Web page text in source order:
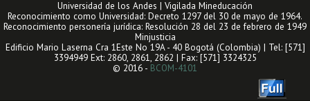
Universidad de los Andes | Vigilada Mineducación
Reconocimiento como Universidad: Decreto 1297 del 30 de mayo de 1964.
Reconocimiento personería jurídica: Resolución 28 del 23 de febrero de 1949
Minjusticia
Edificio Mario Laserna Cra 1Este No 19A - 40 Bogotá (Colombia) | Tel: [571]
3394949 Ext: 2860, 2861, 2862 | Fax: [571] 3324325
© 2016 - BCOM-4101